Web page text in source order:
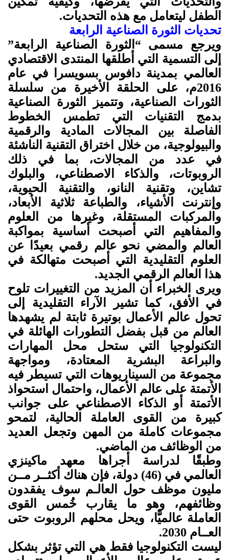
الطفل ليتعامل مع هذه التحديات.
تحديات الثورة الصناعية الرابعة
ويرجع مسمى “الثورة الصناعية الرابعة”
إلى التسمية التي أطلقها المنتدى الاقتصادي
العالمي بمدينة دافوس بسويسرا في عام
2016م، على الحلقة الأخيرة من سلسلة
الثورات الصناعية، وتتميز الثورة الصناعية
بدمج التقنيات التي تطمس الخطوط
الفاصلة بين المجالات المادية والرقمية
والبيولوجية، من خلال اختراق التقنية الناشئة
في عدد من المجالات، بما في ذلك
الروبوتات، والذكاء الاصطناعي، والبلوك
تشاين، وتقنية النانو، والتقنية الحيوية،
وإنترنت الأشياء، والطباعة ثلاثية الأبعاد،
والمركبات المستقلة، وغيرها من العلوم
والمفاهيم التي أصبحت أساسية بمواكبة
العالم والمضي نحو عالم رقمي بعيدًا عن
العلوم التقليدية التي أصبحت متهالكة في
هذا العالم الرقمي الجديد.
ويرى الخبراء أن المزيد من التغييرات تلوح
في الأفق، كما تشير الآراء التقليدية إلى
تحول عالم الأعمال بوتيرة ثابتة لم يشهدها
العالم من قبل بفضل التطورات الهائلة في
التكنولوجيا التي ستحل محل المهارات
والبراعة البشرية المعتادة، ومواجهة
مجموعة من السيناريوهات التي تسيطر فيه
الأتمتة على عالم الأعمال، واحتمال استحواذ
الأتمتة أو الذكاء الاصطناعي على جوانب
كبيرة من القوى العاملة الحالية، لتمحو
مجموعات كاملة من المهن وتجعل العديد
من الوظائف من الماضي.
وطبقًا لدراسة أجراها معهد ماكينزي
العالمي في (46) دولة، فإن هناك أكثــر مــن
مليون موظف حول العالـم سوف يفقدون
وظائفهم، وهو ما يقارب خُمس القوى
العاملة عالميًّا، ويحل محلهم الروبوت حتى
العــام 2030.
ليست التكنولوجيا فقط هي التي تؤثر بشكل